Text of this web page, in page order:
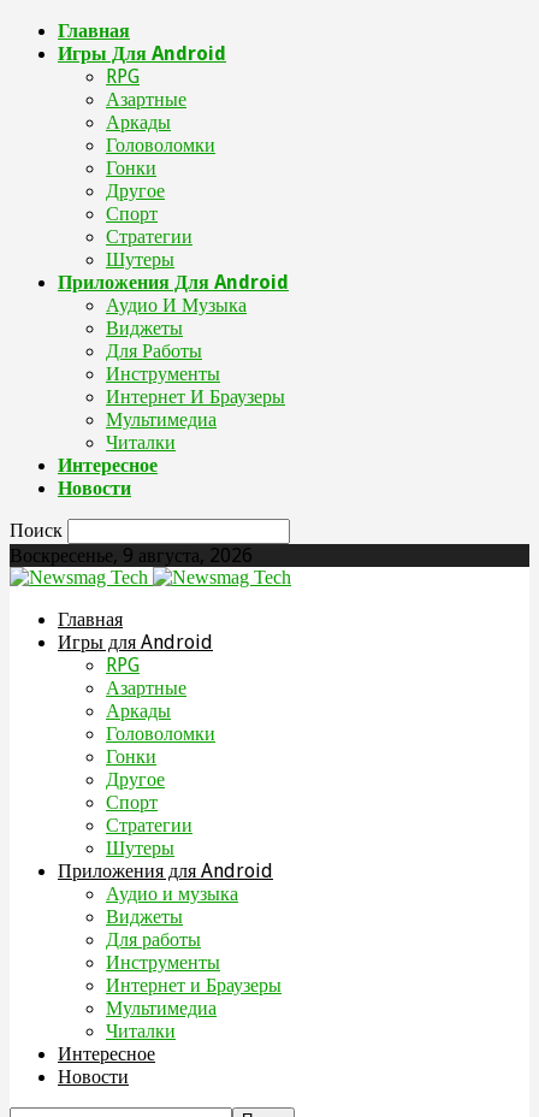
Главная
Игры Для Android
RPG
Азартные
Аркады
Головоломки
Гонки
Другое
Спорт
Стратегии
Шутеры
Приложения Для Android
Аудио И Музыка
Виджеты
Для Работы
Инструменты
Интернет И Браузеры
Мультимедиа
Читалки
Интересное
Новости
Поиск
Воскресенье, 9 августа, 2026
Главная
Игры для Android
RPG
Азартные
Аркады
Головоломки
Гонки
Другое
Спорт
Стратегии
Шутеры
Приложения для Android
Аудио и музыка
Виджеты
Для работы
Инструменты
Интернет и Браузеры
Мультимедиа
Читалки
Интересное
Новости